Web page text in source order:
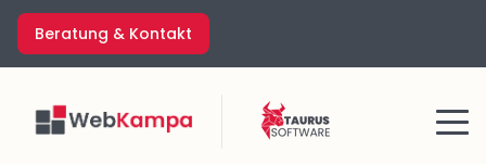
Zum
Inhalt
springen
Beratung & Kontakt
Menü